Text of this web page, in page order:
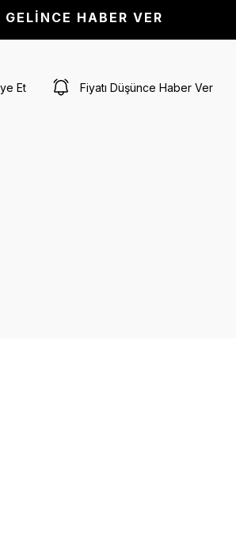
GELİNCE HABER VER
Et Fiyatı Düşünce Haber Ver